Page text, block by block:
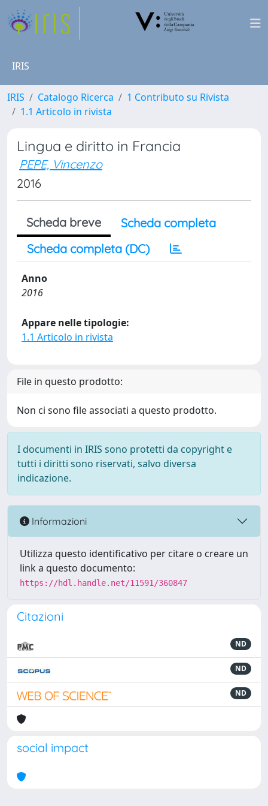
IRIS
IRIS Catalogo Ricerca
1 Contributo su Rivista
1.1 Articolo in rivista
Lingua e diritto in Francia
PEPE, Vincenzo
2016
Scheda breve
Scheda completa
Scheda completa (DC)
Anno
2016
Appare nelle tipologie:
1.1 Articolo in rivista
File in questo prodotto:
Non ci sono file associati a questo prodotto.
I documenti in IRIS sono protetti da copyright e
tutti i diritti sono riservati, salvo diversa
indicazione.
Informazioni
Utilizza questo identificativo per citare o creare un
link a questo documento:
https://hdl.handle.net/11591/360847
Citazioni
ND
ND
ND
social impact